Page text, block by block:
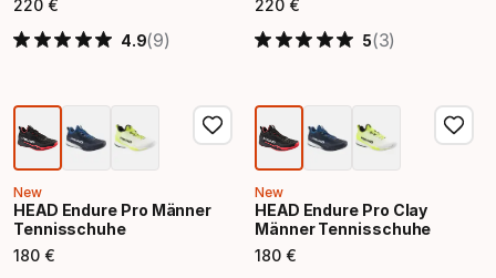
220 €
Endpreis
4.9(9)
220 €
Endpreis
5(3)
New
HEAD Endure Pro Männer
Tennisschuhe
180 €
Endpreis
New
HEAD Endure Pro Clay
Männer Tennisschuhe
180 €
Endpreis